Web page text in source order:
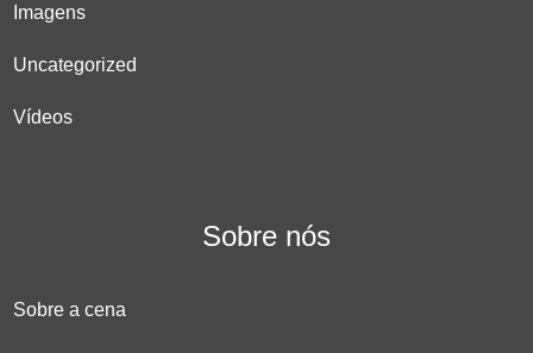
Imagens
Uncategorized
Vídeos
Sobre nós
Sobre a cena